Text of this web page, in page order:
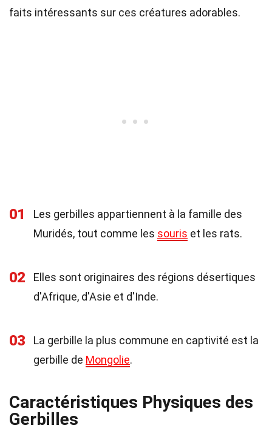
faits intéressants sur ces créatures adorables.
01
Les gerbilles appartiennent à la famille des
Muridés, tout comme les souris et les rats.
02
Elles sont originaires des régions désertiques
d'Afrique, d'Asie et d'Inde.
03
La gerbille la plus commune en captivité est la
gerbille de Mongolie.
Caractéristiques Physiques des
Gerbilles